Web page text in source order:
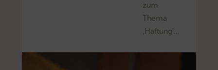
zum
Thema
‚Haftung’…